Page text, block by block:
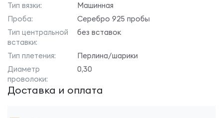
Тип вязки:
Машинная
Проба:
Серебро 925 пробы
Тип центральной
вставки:
без вставок
Тип плетения:
Перлина/шарики
Диаметр
проволоки:
0,30
Доставка и оплата